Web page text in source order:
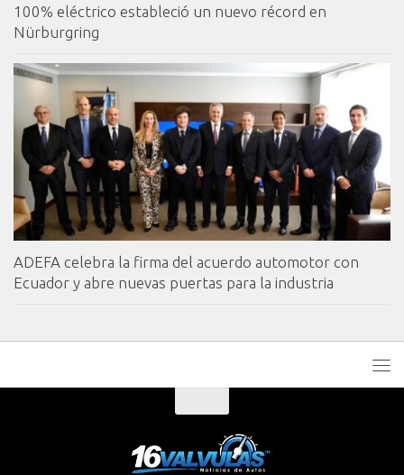
100% eléctrico estableció un nuevo récord en
Nürburgring
ADEFA celebra la firma del acuerdo automotor con
Ecuador y abre nuevas puertas para la industria